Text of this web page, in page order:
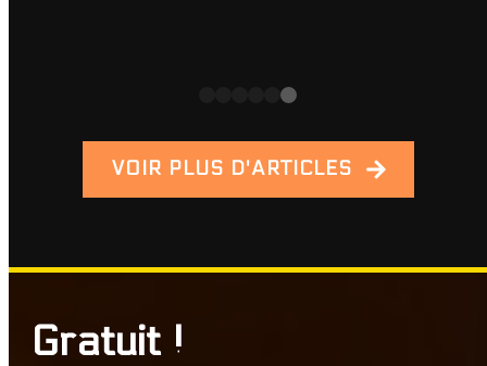
VOIR PLUS D'ARTICLES
Gratuit !